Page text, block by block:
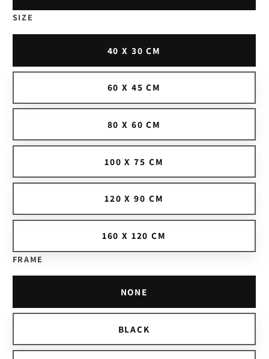
SIZE
40 X 30 CM
60 X 45 CM
80 X 60 CM
100 X 75 CM
120 X 90 CM
160 X 120 CM
FRAME
NONE
BLACK